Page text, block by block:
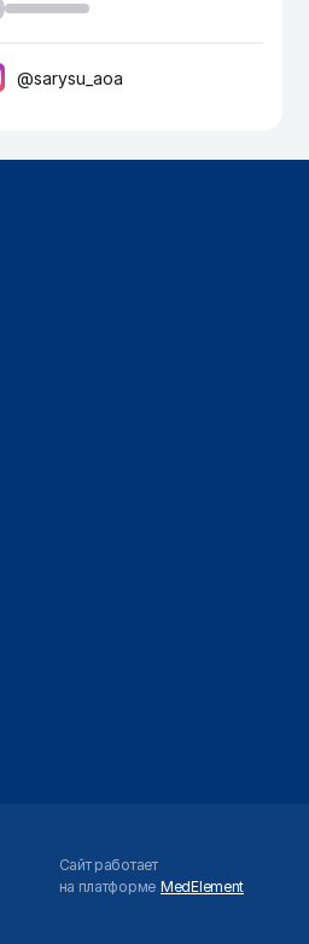
@sarysu_aoa
Сайт работает
на платформе MedElement